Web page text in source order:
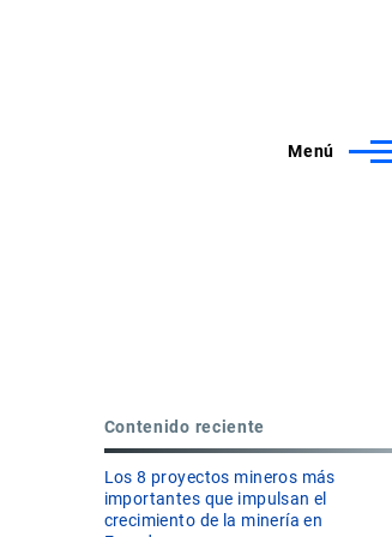
Menú
Contenido reciente
Los 8 proyectos mineros más
importantes que impulsan el
crecimiento de la minería en